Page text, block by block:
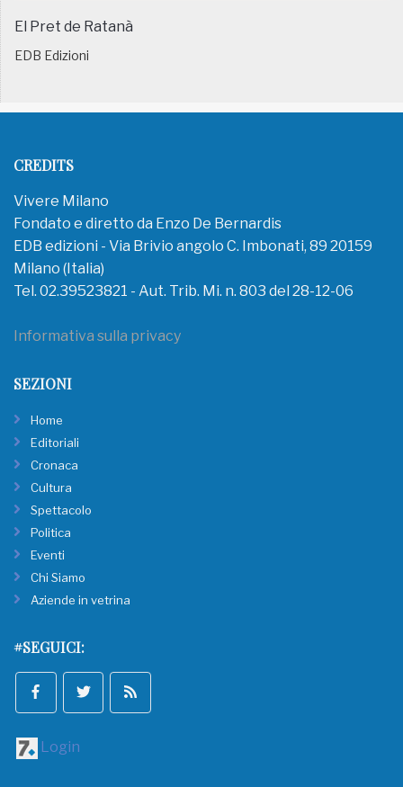
El Pret de Ratanà
EDB Edizioni
CREDITS
Vivere Milano
Fondato e diretto da Enzo De Bernardis
EDB edizioni - Via Brivio angolo C. Imbonati, 89 20159
Milano (Italia)
Tel. 02.39523821 - Aut. Trib. Mi. n. 803 del 28-12-06
Informativa sulla privacy
SEZIONI
Home
Editoriali
Cronaca
Cultura
Spettacolo
Politica
Eventi
Chi Siamo
Aziende in vetrina
#SEGUICI:
Login